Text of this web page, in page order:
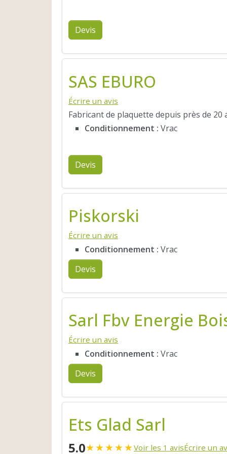
Devis
SAS EBURO
Écrire un avis
Fabricant de plaquette depuis près de 20
Conditionnement : Vrac
Devis
Piskorski
Écrire un avis
Conditionnement : Vrac
Devis
Sarl Fbv Energie
Écrire un avis
Conditionnement : Vrac
Devis
Ets Glad Sarl
5.0★★★★★Voir les 1 avisÉcrire un